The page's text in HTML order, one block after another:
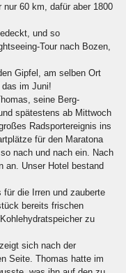
60 km, dafür aber 1800
und so
Tour nach Bozen,
Gipfel, am selben Ort
im Juni!
seine Berg-
spätestens ab Mittwoch
Radsportereignis ins
für den Maratona
nach und nach ein. Nach
an. Unser Hotel bestand
für die Irren und zauberte
bereits frischen
zu
sich nach der
Seite. Thomas hatte im